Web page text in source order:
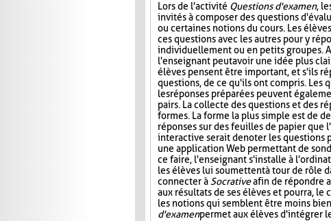
Lors de l'activité Questions d'examen,
invités à composer des questions
ou certaines notions du cours. Les
ces questions avec les autres pour y
individuellement ou en petits groupes.
l'enseignant peut avoir une idée plus
élèves pensent être important, et s'ils
questions, de ce qu'ils ont compris. Les
les réponses préparées peuvent
pairs. La collecte des questions et des
formes. La forme la plus simple est de
réponses sur des feuilles de papier que
interactive serait de noter les questions
une application Web permettant de
ce faire, l'enseignant s'installe à
les élèves lui soumettent à tour de rôle
connecter àSocrativeafin de répondre
aux résultats de ses élèves et pourra, le
les notions qui semblent être moins
d'examenpermet aux élèves d'intégrer